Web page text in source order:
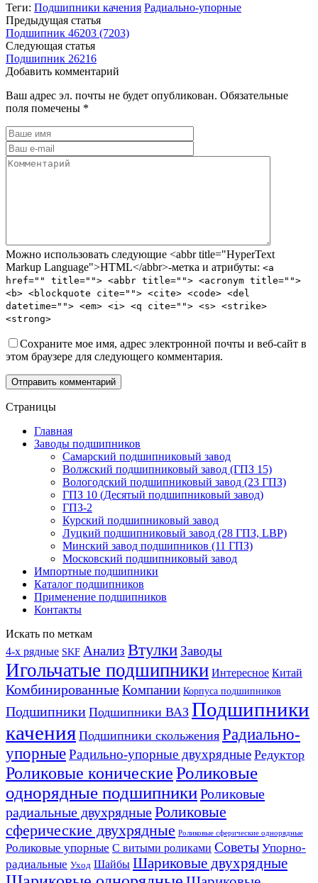
Теги: Подшипники качения Радиально-упорные
Предыдущая статья
Подшипник 46203 (7203)
Следующая статья
Подшипник 26216
Добавить комментарий
Ваш адрес эл. почты не будет опубликован. Обязательные
поля помечены *
Можно использовать следующие <abbr title="HyperText
Markup Language">HTML</abbr>-метка и атрибуты: <a
href="" title=""> <abbr title=""> <acronym title="">
<b> <blockquote cite=""> <cite> <code> <del
datetime=""> <em> <i> <q cite=""> <s> <strike>
<strong>
Сохраните мое имя, адрес электронной почты и веб-сайт в
этом браузере для следующего комментария.
Отправить комментарий
Страницы
Главная
Заводы подшипников
Cамарский подшипниковый завод
Волжский подшипниковый завод (ГПЗ 15)
Вологодский подшипниковый завод (23 ГПЗ)
ГПЗ 10 (Десятый подшипниковый завод)
ГПЗ-2
Курский подшипниковый завод
Луцкий подшипниковый завод (28 ГПЗ, LBP)
Минский завод подшипников (11 ГПЗ)
Московский подшипниковый завод
Импортные подшипники
Каталог подшипников
Применение подшипников
Контакты
Искать по меткам
4-х рядные SKF Анализ Втулки Заводы
Игольчатые подшипники Интересное Китай
КомбинированныеКомпании Корпуса подшипников
Подшипники Подшипники ВАЗ Подшипники
качения Подшипники скольжения Радиально-
упорныеРадильно-упорные двухрядные Редуктор
Роликовые коническиеРоликовые
однорядные подшипникиРоликовые
радиальные двухрядныеРоликовые
сферические двухрядные Роликовые сферические однорядные
Роликовые упорные С витыми роликами Советы Упорно-
радиальные Уход Шайбы Шариковые двухрядные